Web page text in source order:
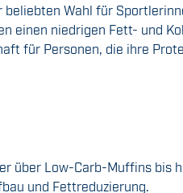
Wahl für
einen niedrigen Fett- und
für Personen, die ihre
über Low-Carb-Muffins
und Fettreduzierung.